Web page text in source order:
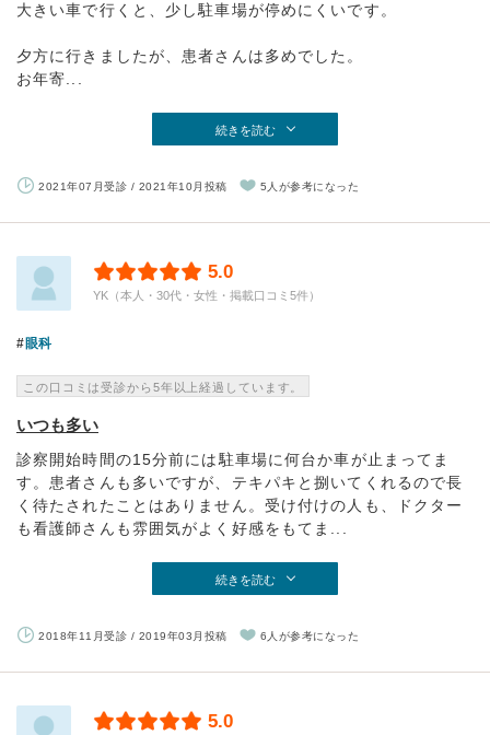
大きい車で行くと、少し駐車場が停めにくいです。
夕方に行きましたが、患者さんは多めでした。
お年寄...
続きを読む
2021年07月受診 / 2021年10月投稿 5人が参考になった
5.0
YK（本人・30代・女性・掲載口コミ5件）
眼科
この口コミは受診から5年以上経過しています。
いつも多い
診察開始時間の15分前には駐車場に何台か車が止まってま
す。患者さんも多いですが、テキパキと捌いてくれるので長
く待たされたことはありません。受け付けの人も、ドクター
も看護師さんも雰囲気がよく好感をもてま...
続きを読む
2018年11月受診 / 2019年03月投稿 6人が参考になった
5.0